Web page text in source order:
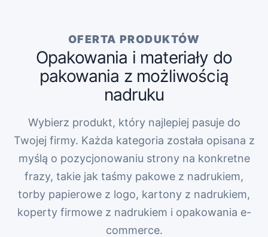
OFERTA PRODUKTÓW
Opakowania i materiały do
pakowania z możliwością
nadruku
Wybierz produkt, który najlepiej pasuje do
Twojej firmy. Każda kategoria została opisana z
myślą o pozycjonowaniu strony na konkretne
frazy, takie jak taśmy pakowe z nadrukiem,
torby papierowe z logo, kartony z nadrukiem,
koperty firmowe z nadrukiem i opakowania e-
commerce.